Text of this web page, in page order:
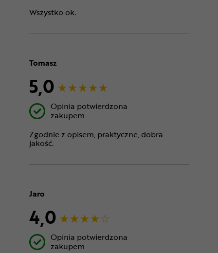
Wszystko ok.
Tomasz
5,0
Opinia potwierdzona
zakupem
Zgodnie z opisem, praktyczne, dobra
jakość.
Jaro
4,0
Opinia potwierdzona
zakupem